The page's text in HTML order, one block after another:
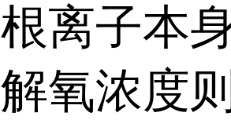
根离子本
解氧浓度